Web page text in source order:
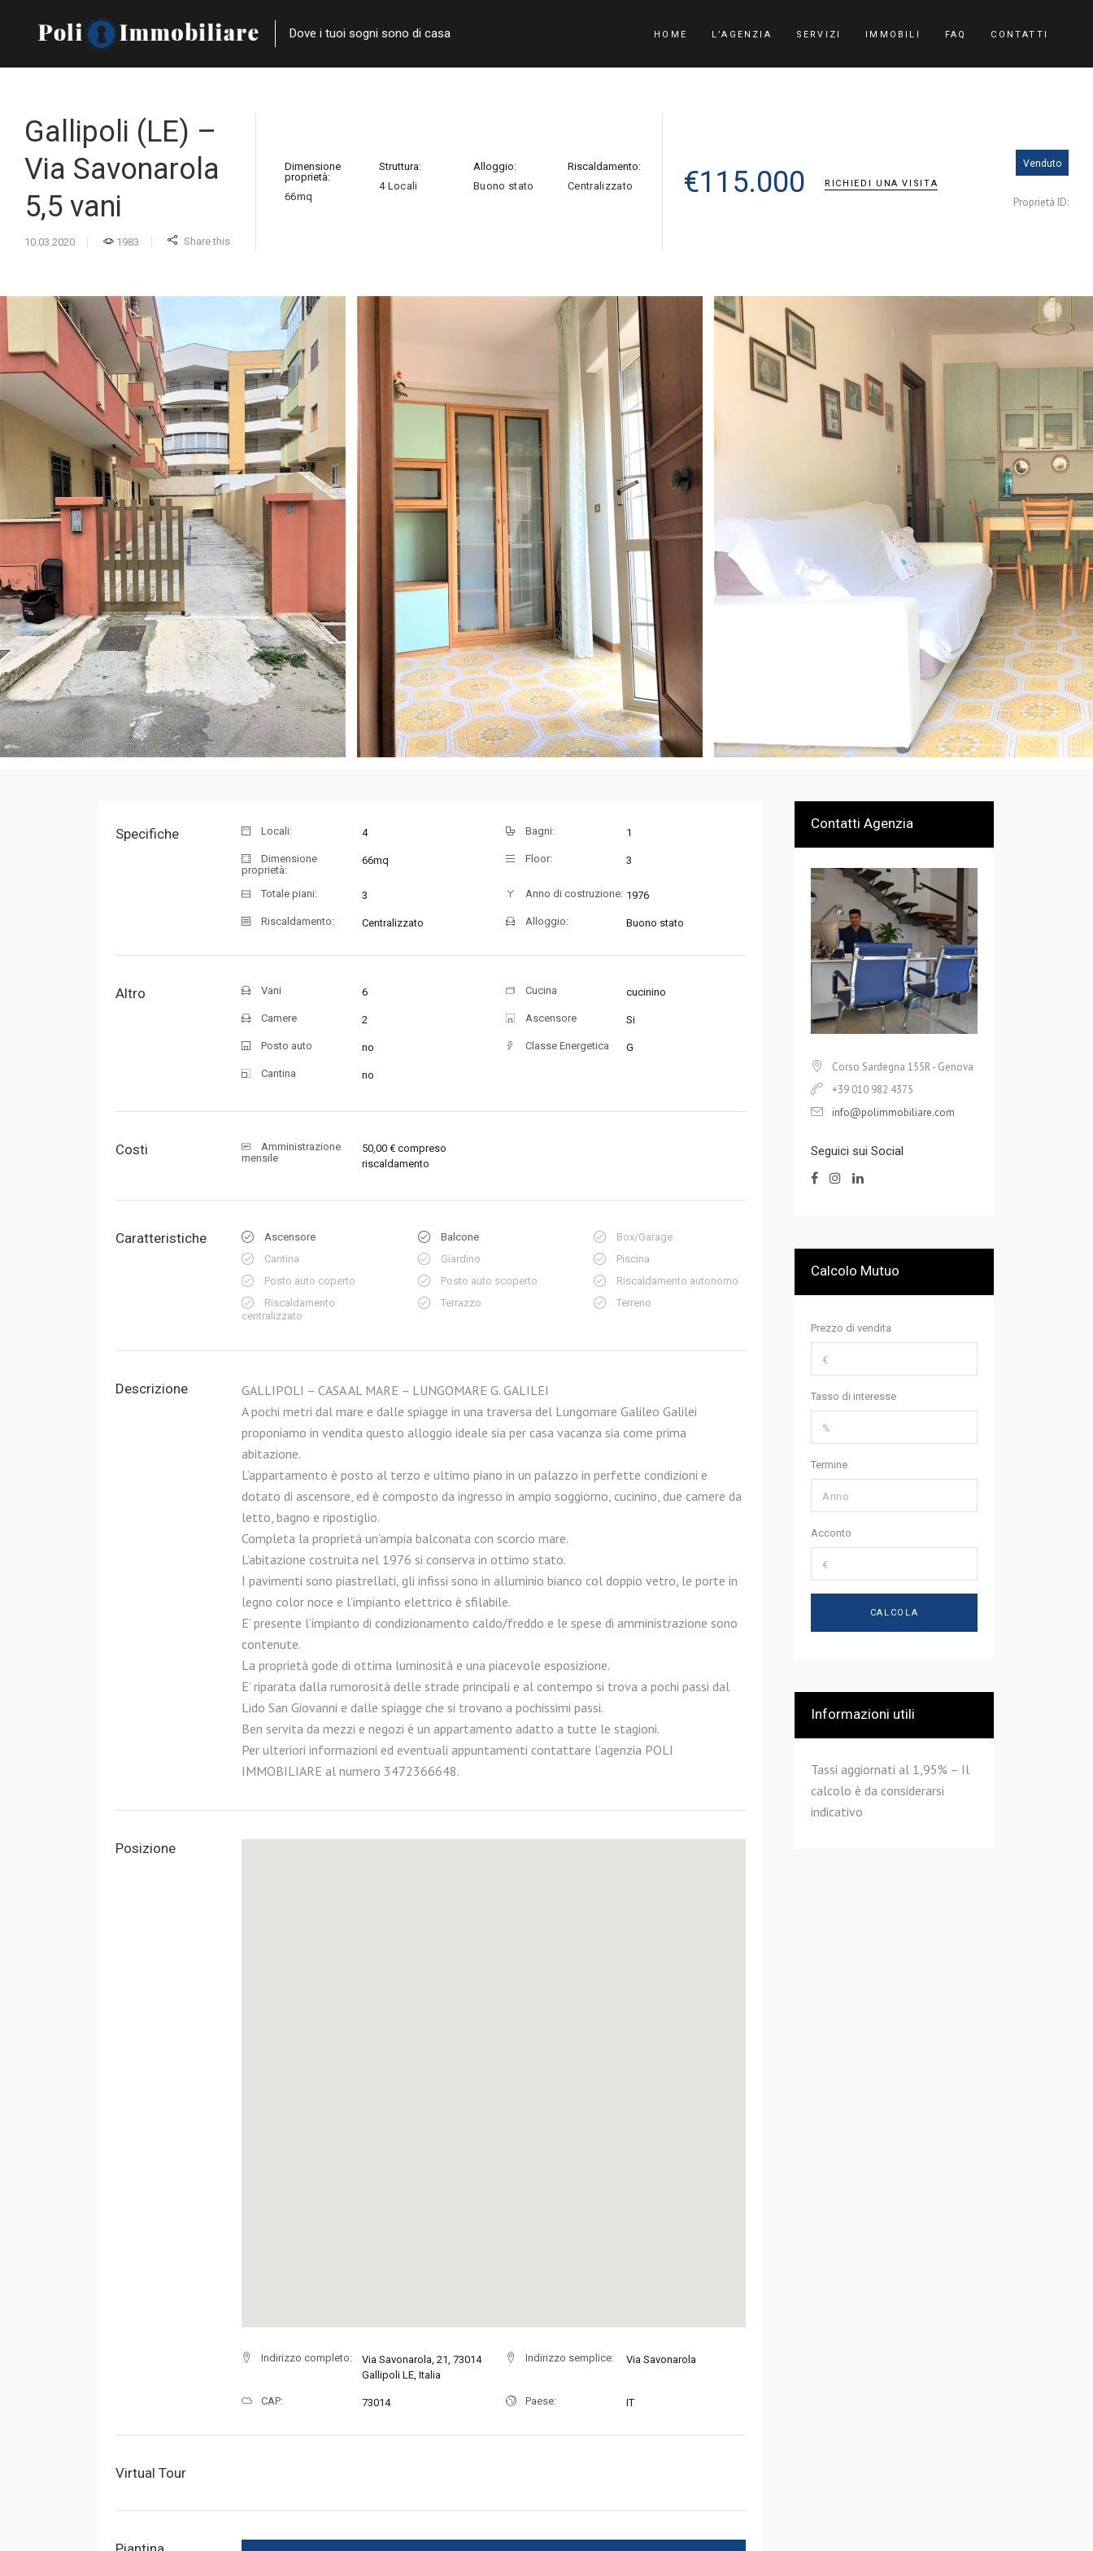
Dove i tuoi sogni sono di casa HOME L’AGENZIA SERVIZI IMMOBILI FAQ CONTATTI
Gallipoli (LE) –
Via Savonarola
5,5 vani
10.03.2020 1983 Share this
Dimensione
proprietà:
66mq
Struttura:
4 Locali
Alloggio:
Buono stato
Riscaldamento:
Centralizzato
€115.000 RICHIEDI UNA VISITA
Venduto
Proprietà ID:
Specifiche Locali: 4 Bagni: 1
Dimensione
proprietà:
66mq Floor: 3
Totale piani: 3 Anno di costruzione: 1976
Riscaldamento: Centralizzato Alloggio: Buono stato
Altro Vani 6 Cucina cucinino
Camere 2 Ascensore Si
Posto auto no Classe Energetica G
Cantina no
Costi
Amministrazione
mensile
50,00 € compreso
riscaldamento
Caratteristiche Ascensore Balcone
Box/Garage
Cantina
Giardino
Piscina
Posto auto coperto
Posto auto scoperto
Riscaldamento autonomo
Riscaldamento
centralizzato
Terrazzo Terreno
Descrizione
GALLIPOLI – CASA AL MARE – LUNGOMARE G. GALILEI
A pochi metri dal mare e dalle spiagge in una traversa del Lungomare Galileo Galilei
proponiamo in vendita questo alloggio ideale sia per casa vacanza sia come prima
abitazione.
L’appartamento è posto al terzo e ultimo piano in un palazzo in perfette condizioni e
dotato di ascensore, ed è composto da ingresso in ampio soggiorno, cucinino, due camere da
letto, bagno e ripostiglio.
Completa la proprietà un’ampia balconata con scorcio mare.
L’abitazione costruita nel 1976 si conserva in ottimo stato.
I pavimenti sono piastrellati, gli infissi sono in alluminio bianco col doppio vetro, le porte in
legno color noce e l’impianto elettrico è sfilabile.
E’ presente l’impianto di condizionamento caldo/freddo e le spese di amministrazione sono
contenute.
La proprietà gode di ottima luminosità e una piacevole esposizione.
E’ riparata dalla rumorosità delle strade principali e al contempo si trova a pochi passi dal
Lido San Giovanni e dalle spiagge che si trovano a pochissimi passi.
Ben servita da mezzi e negozi è un appartamento adatto a tutte le stagioni.
Per ulteriori informazioni ed eventuali appuntamenti contattare l’agenzia POLI
IMMOBILIARE al numero 3472366648.
Posizione
Indirizzo completo:
Via Savonarola, 21, 73014
Gallipoli LE, Italia
Indirizzo semplice: Via Savonarola
CAP: 73014 Paese: IT
Virtual Tour
Contatti Agenzia
Corso Sardegna 155R - Genova
+39 010 982 4375
info@polimmobiliare.com
Seguici sui Social
Calcolo Mutuo
Prezzo di vendita
Tasso di interesse
Termine
Acconto
Informazioni utili
Tassi aggiornati al 1,95% – Il
calcolo è da considerarsi
indicativo